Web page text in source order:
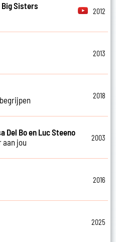
Big Sisters
2012
2013
2018
Del Bo en Luc Steeno
aan jou
2003
2016
2025